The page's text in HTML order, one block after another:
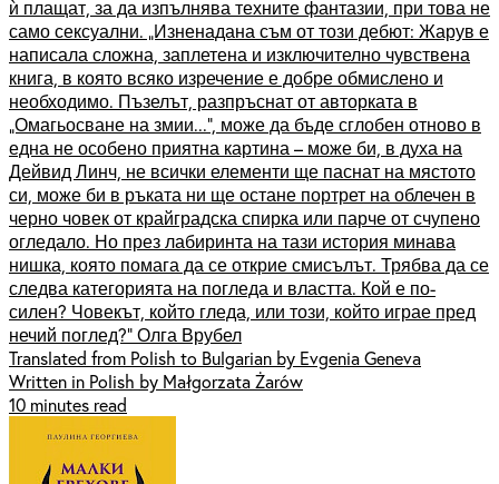
ѝ плащат, за да изпълнява техните фантазии, при това не
само сексуални. „Изненадана съм от този дебют: Жарув е
написала сложна, заплетена и изключително чувствена
книга, в която всяко изречение е добре обмислено и
необходимо. Пъзелът, разпръснат от авторката в
„Омагьосване на змии...“, може да бъде сглобен отново в
една не особено приятна картина – може би, в духа на
Дейвид Линч, не всички елементи ще паснат на мястото
си, може би в ръката ни ще остане портрет на облечен в
черно човек от крайградска спирка или парче от счупено
огледало. Но през лабиринта на тази история минава
нишка, която помага да се открие смисълът. Трябва да се
следва категорията на погледа и властта. Кой е по-
силен? Човекът, който гледа, или този, който играе пред
нечий поглед?“ Олга Врубел
Translated from Polish to Bulgarian by Evgenia Geneva
Written in Polish by Małgorzata Żarów
10 minutes read